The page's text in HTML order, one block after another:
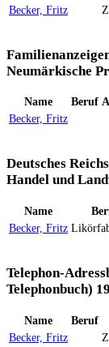
Becker, Fritz
Neumärkische
Name Beruf
Becker, Fritz
Deutsches
Handel und
Name
Becker, Fritz
Telephon-
Telephonbuch)
Name Beruf
Becker, Fritz